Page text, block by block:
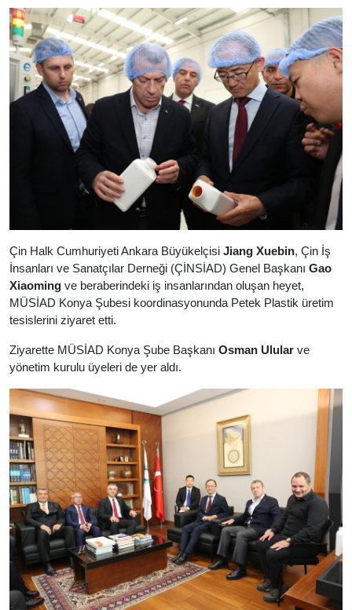
Çin Halk Cumhuriyeti Ankara Büyükelçisi Jiang Xuebin, Çin İş
İnsanları ve Sanatçılar Derneği (ÇİNSİAD) Genel Başkanı Gao
Xiaoming ve beraberindeki iş insanlarından oluşan heyet,
MÜSİAD Konya Şubesi koordinasyonunda Petek Plastik üretim
tesislerini ziyaret etti.
Ziyarette MÜSİAD Konya Şube Başkanı Osman Ulular ve
yönetim kurulu üyeleri de yer aldı.